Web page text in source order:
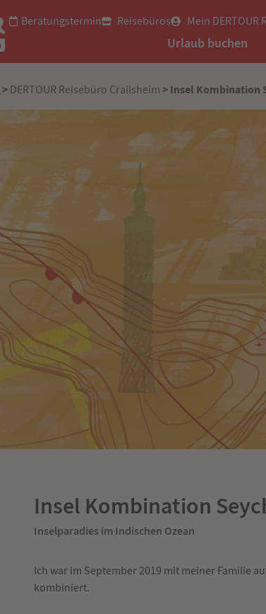
Beratungstermin Reisebüros Mein DERTOUR
Urlaub buchen
> DERTOUR Reisebüro Crailsheim > Insel Kombination
Insel Kombination
Inselparadies im Indischen Ozean
Ich war im September 2019 mit meiner Familie
kombiniert.